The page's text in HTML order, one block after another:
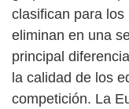
clasifican para
eliminan en una
principal
la calidad de los
competición. La